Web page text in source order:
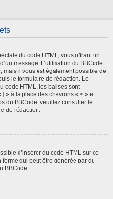
du code HTML, vous offrant un
message. L’utilisation du BBCode
mais il vous est également possible de
le formulaire de rédaction. Le
code HTML, les balises sont
» à la place des chevrons « < » et
du BBCode, veuillez consulter le
de rédaction.
d’insérer du code HTML sur ce
qui peut être générée par du
BBCode.